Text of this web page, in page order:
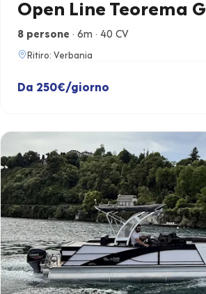
Open Line Teorema
8 persone · 6m · 40 CV
Ritiro: Verbania
Da 250€/giorno